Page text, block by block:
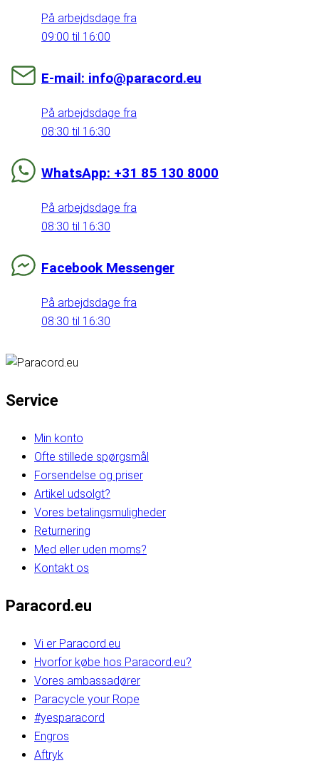
På arbejdsdage fra
09:00 til 16:00
E-mail: info@paracord.eu
På arbejdsdage fra
08:30 til 16:30
WhatsApp: +31 85 130 8000
På arbejdsdage fra
08:30 til 16:30
Facebook Messenger
På arbejdsdage fra
08:30 til 16:30
Service
Min konto
Ofte stillede spørgsmål
Forsendelse og priser
Artikel udsolgt?
Vores betalingsmuligheder
Returnering
Med eller uden moms?
Kontakt os
Paracord.eu
Vi er Paracord.eu
Hvorfor købe hos Paracord.eu?
Vores ambassadører
Paracycle your Rope
#yesparacord
Engros
Aftryk